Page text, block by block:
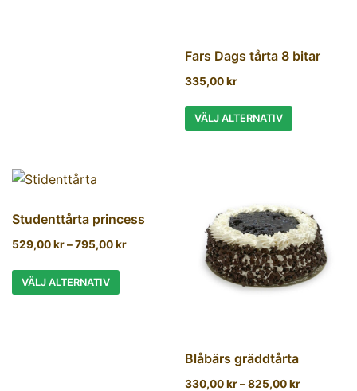
Fars Dags tårta 8 bitar
335,00kr
VÄLJ ALTERNATIV
Studenttårta princess
529,00kr–795,00kr
VÄLJ ALTERNATIV
Blåbärs gräddtårta
330,00kr – 825,00kr